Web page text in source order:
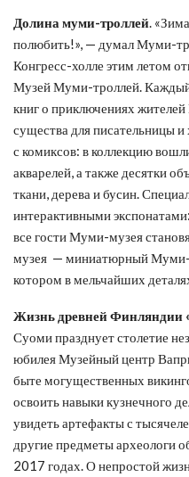
Долина муми-троллей.
полюбить!», — думал Муми-
Конгресс-холле этим летом
Музей Муми-троллей.
книг о приключениях
существа для писательницы
с комиксов: в коллекцию
акварелей, а также десятки
ткани, дерева и бусин.
интерактивными
все гости Муми-музея
музея — миниатюрный Муми-
котором в мельчайших
Жизнь древней Финляндии
Суоми празднует столетие
юбилея Музейный центр
быте могущественных
освоить навыки кузнечного
увидеть артефакты с
другие предметы археологи
2017 годах. О непростой